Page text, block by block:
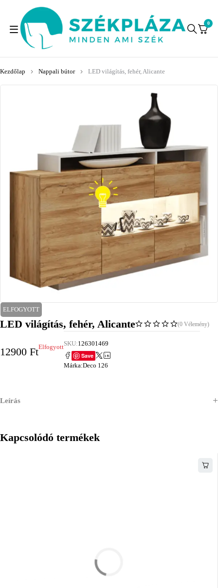
0
Kezdőlap Nappali bútor LED világítás, fehér, Alicante
ELFOGYOTT
LED világítás, fehér, Alicante (0 Vélemény)
12900 FtElfogyottSKU:126301469
Save
Márka:Deco 126
Leírás
Kapcsolódó termékek